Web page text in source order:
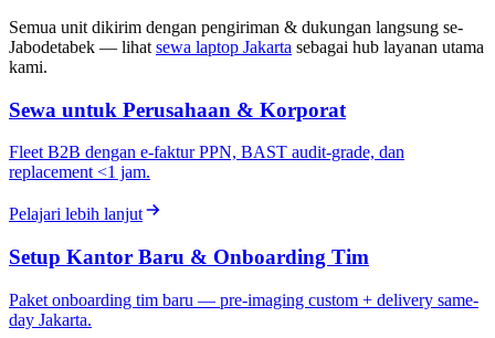
Semua unit dikirim dengan pengiriman & dukungan langsung se-
Jabodetabek — lihat sewa laptop Jakarta sebagai hub layanan utama
kami.
Sewa untuk Perusahaan & Korporat
Fleet B2B dengan e-faktur PPN, BAST audit-grade, dan
replacement <1 jam.
Pelajari lebih lanjut
Setup Kantor Baru & Onboarding Tim
Paket onboarding tim baru — pre-imaging custom + delivery same-
day Jakarta.